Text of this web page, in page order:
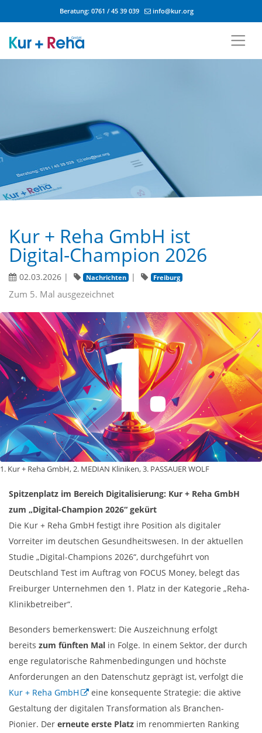
Beratung: 0761 / 45 39 039 info@kur.org
Kur + Reha GmbH ist
Digital-Champion 2026
02.03.2026 | Nachrichten | Freiburg
Zum 5. Mal ausgezeichnet
1. Kur + Reha GmbH, 2. MEDIAN Kliniken, 3. PASSAUER WOLF
Spitzenplatz im Bereich Digitalisierung: Kur + Reha GmbH
zum „Digital-Champion 2026“ gekürt
Die Kur + Reha GmbH festigt ihre Position als digitaler
Vorreiter im deutschen Gesundheitswesen. In der aktuellen
Studie „Digital-Champions 2026“, durchgeführt von
Deutschland Test im Auftrag von FOCUS Money, belegt das
Freiburger Unternehmen den 1. Platz in der Kategorie „Reha-
Klinikbetreiber“.
Besonders bemerkenswert: Die Auszeichnung erfolgt
bereits zum fünften Mal in Folge. In einem Sektor, der durch
enge regulatorische Rahmenbedingungen und höchste
Anforderungen an den Datenschutz geprägt ist, verfolgt die
Kur + Reha GmbH
eine konsequente Strategie: die aktive
Gestaltung der digitalen Transformation als Branchen-
Pionier. Der erneute erste Platz im renommierten Ranking